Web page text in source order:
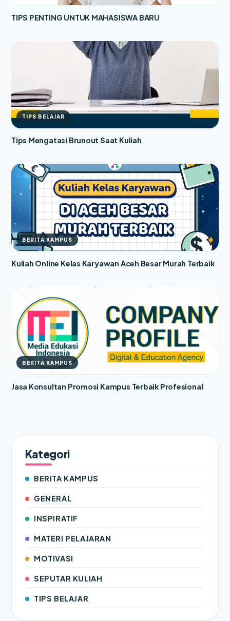
TIPS PENTING UNTUK MAHASISWA BARU
TIPS BELAJAR
Tips Mengatasi Brunout Saat Kuliah
BERITA KAMPUS
Kuliah Online Kelas Karyawan Aceh Besar Murah Terbaik
BERITA KAMPUS
Jasa Konsultan Promosi Kampus Terbaik Profesional
Kategori
BERITA KAMPUS
GENERAL
INSPIRATIF
MATERI PELAJARAN
MOTIVASI
SEPUTAR KULIAH
TIPS BELAJAR